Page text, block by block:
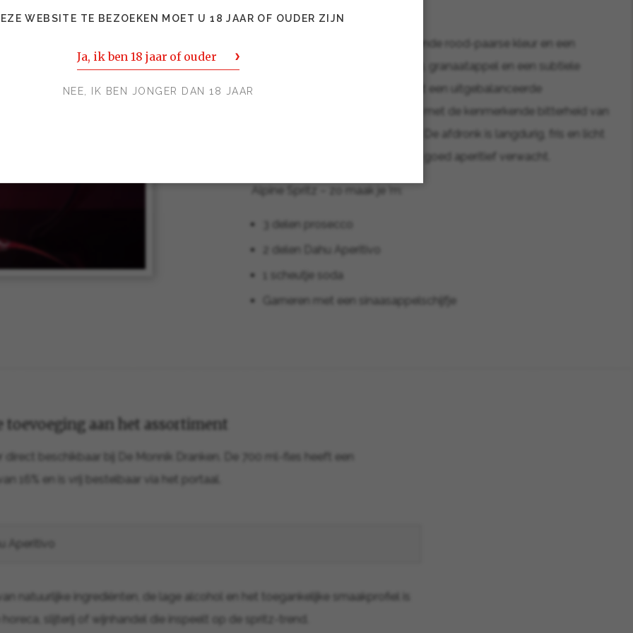
Dahu Aperitivo heeft een opvallende rood-paarse kleur en een
expressief aroma van rijpe kersen, granaatappel en een subtiele
bloemige toets. In de mond volgt een uitgebalanceerde
smaakbeleving van zoet en zuur, met de kenmerkende bitterheid van
gentiaan die diepgang toevoegt. De afdronk is langdurig, fris en licht
kruidig – precies zoals je van een goed aperitief verwacht.
3 delen prosecco
2 delen Dahu Aperitivo
1 scheutje soda
Garneren met een sinaasappelschijfje
toevoeging aan het assortiment
direct beschikbaar bij De Monnik Dranken. De 700 ml-fles heeft een
16% en is vrij bestelbaar via het portaal.
Aperitivo
natuurlijke ingrediënten, de lage alcohol en het toegankelijke smaakprofiel is
slijterij of wijnhandel die inspeelt op de spritz-trend.
WEBSITE TE BEZOEKEN MOET U 18 JAAR OF OUDER ZIJN
Ja, ik ben 18 jaar of ouder
NEE, IK BEN JONGER DAN 18 JAAR